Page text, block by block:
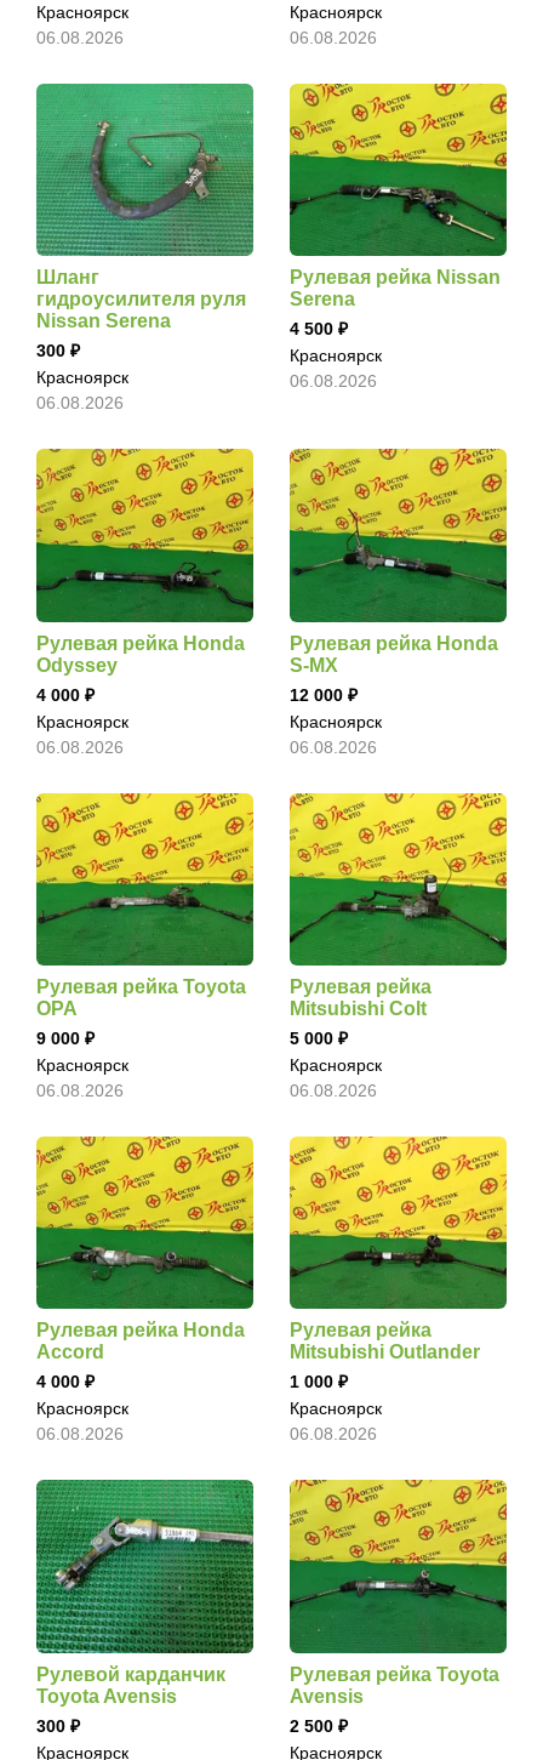
Красноярск
06.08.2026
Красноярск
06.08.2026
Шланг
гидроусилителя руля
Nissan Serena
300
Красноярск
06.08.2026
Рулевая рейка Nissan
Serena
4 500
Красноярск
06.08.2026
Рулевая рейка Honda
Odyssey
4 000
Красноярск
06.08.2026
Рулевая рейка Honda
S-MX
12 000
Красноярск
06.08.2026
Рулевая рейка Toyota
OPA
9 000
Красноярск
06.08.2026
Рулевая рейка
Mitsubishi Colt
5 000
Красноярск
06.08.2026
Рулевая рейка Honda
Accord
4 000
Красноярск
06.08.2026
Рулевая рейка
Mitsubishi Outlander
1 000
Красноярск
06.08.2026
Рулевой карданчик
Toyota Avensis
300
Красноярск
Рулевая рейка Toyota
Avensis
2 500
Красноярск